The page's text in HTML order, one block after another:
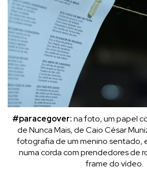
#paracegover:na foto, um papel
de Nunca Mais, de Caio César
fotografia de um menino sentado,
numa corda com prendedores de
frame do vídeo.